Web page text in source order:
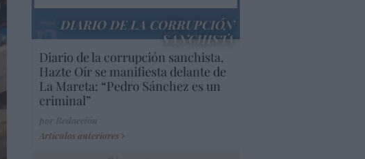
DIARIO DE LA CORRUPCIÓN
SANCHISTA
Diario de la corrupción sanchista.
Hazte Oír se manifiesta delante de
La Mareta: “Pedro Sánchez es un
criminal”
Artículos anteriores